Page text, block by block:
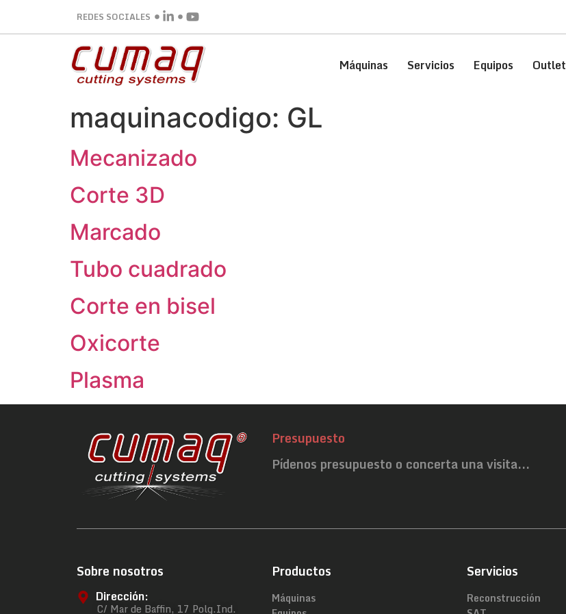
REDES SOCIALES
Máquinas Servicios Equipos Outlet
maquinacodigo: GL
Mecanizado
Corte 3D
Marcado
Tubo cuadrado
Corte en bisel
Oxicorte
Plasma
Presupuesto
Pídenos presupuesto o concerta una visita...
Sobre nosotros
Dirección:
C/ Mar de Baffin, 17 Polg.Ind.
Productos
Máquinas
Servicios
Reconstrucción